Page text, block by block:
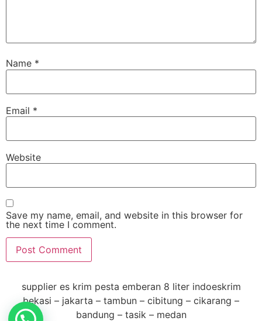
Name *
Email *
Website
Save my name, email, and website in this browser for
the next time I comment.
supplier es krim pesta emberan 8 liter indoeskrim
bekasi – jakarta – tambun – cibitung – cikarang –
bandung – tasik – medan